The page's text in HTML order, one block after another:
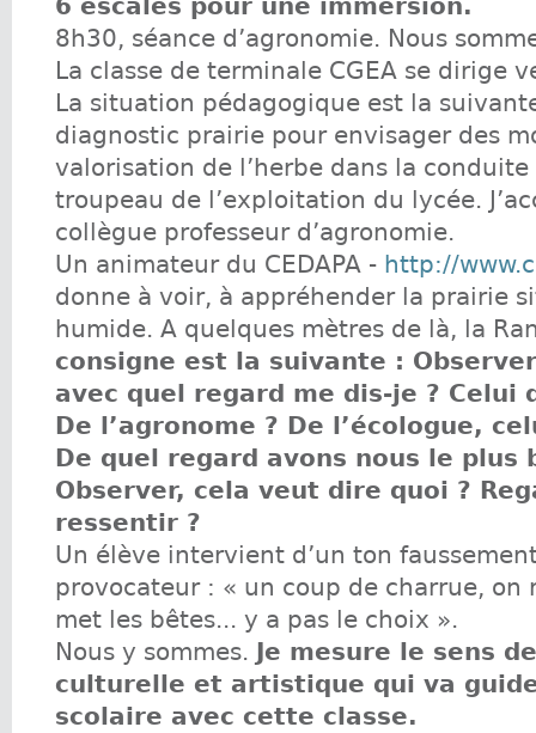
6 escales pour une immersion.
8h30, séance d’agronomie. Nous
La classe de terminale CGEA se dirige
La situation pédagogique est la
diagnostic prairie pour envisager des
valorisation de l’herbe dans la
troupeau de l’exploitation du lycée.
collègue professeur d’agronomie.
Un animateur du CEDAPA - http://
donne à voir, à appréhender la prairie
humide. A quelques mètres de là, la
consigne est la suivante :
avec quel regard me dis-je ? Celui
De l’agronome ? De l’écologue,
De quel regard avons nous le plus
Observer, cela veut dire quoi ?
ressentir ?
Un élève intervient d’un ton
provocateur : « un coup de charrue, on
met les bêtes... y a pas le choix ».
Nous y sommes.
Je mesure le sens
culturelle et artistique qui va
scolaire avec cette classe.